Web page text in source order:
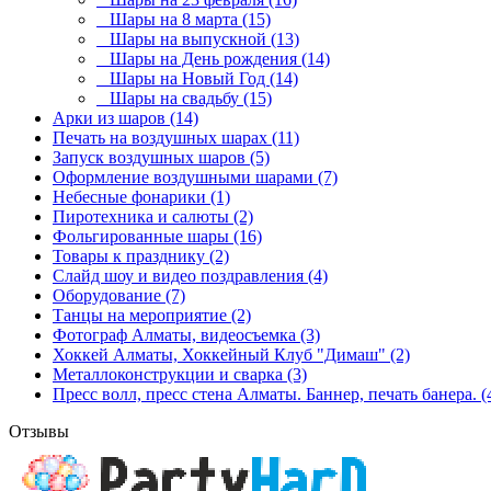
Шары на 8 марта (15)
Шары на выпускной (13)
Шары на День рождения (14)
Шары на Новый Год (14)
Шары на свадьбу (15)
Арки из шаров (14)
Печать на воздушных шарах (11)
Запуск воздушных шаров (5)
Оформление воздушными шарами (7)
Небесные фонарики (1)
Пиротехника и салюты (2)
Фольгированные шары (16)
Товары к празднику (2)
Слайд шоу и видео поздравления (4)
Оборудование (7)
Танцы на мероприятие (2)
Фотограф Алматы, видеосъемка (3)
Хоккей Алматы, Хоккейный Клуб "Димаш" (2)
Металлоконструкции и сварка (3)
Пресс волл, пресс стена Алматы. Баннер, печать банера.
Отзывы